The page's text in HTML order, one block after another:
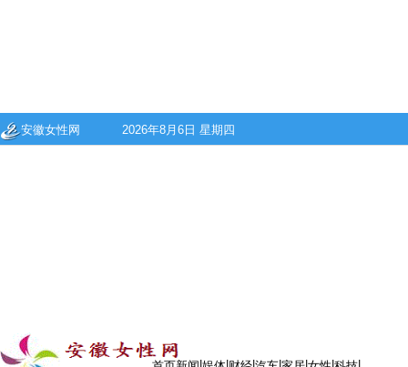
安徽女性网 2026年8月6日 星期四